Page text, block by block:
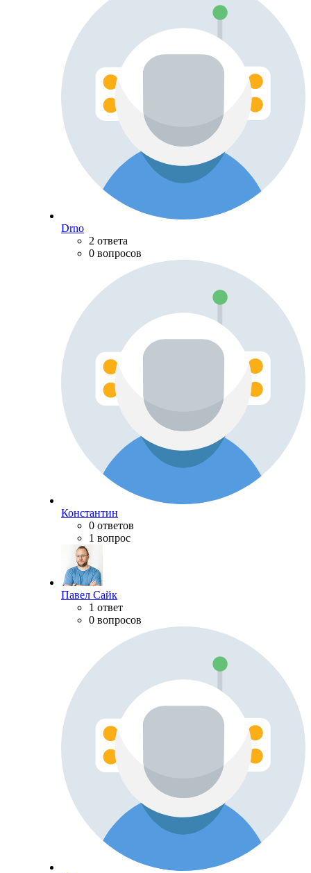
Drno
2 ответа
0 вопросов
Константин
0 ответов
1 вопрос
Павел Сайк
1 ответ
0 вопросов